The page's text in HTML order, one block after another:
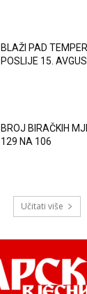
BLAŽI PAD
POSLIJE 15.
BROJ BIRAČKIH
129 NA 106
Učitati više